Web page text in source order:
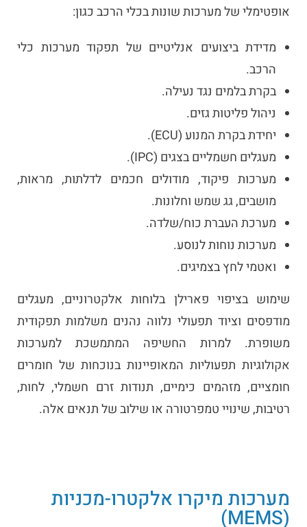
אופטימלי של מערכות שונות בכלי הרכב כגון:
מדידת ביצועים אנליטיים של תפקוד מערכות כלי
הרכב.
בקרת בלמים נגד נעילה.
ניהול פליטות גזים.
יחידת בקרת המנוע (ECU).
מעגלים חשמליים בצגים (IPC).
מערכות פיקוד, מודולים חכמים לדלתות, מראות,
מושבים, גג שמש וחלונות.
מערכת העברת כוח/שלדה.
מערכות נוחות לנוסע.
ואטמי לחץ בצמיגים.
שימוש בציפוי פארילן בלוחות אלקטרוניים, מעגלים
מודפסים וציוד תפעולי נלווה נהנים משלמות תפקודית
משופרת. למרות החשיפה המתמשכת למערכות
אקולוגיות תפעוליות המאופיינות בנוכחות של חומרים
חומציים, מזהמים כימיים, תנודות זרם חשמלי, לחות,
רטיבות, שינויי טמפרטורה או שילוב של תנאים אלה.
מערכות מיקרו אלקטרו-מכניות
(MEMS)